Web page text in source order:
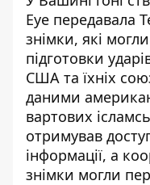
Eye передавала
знімки, які
підготовки
США та їхніх
даними
вартових
отримував
інформації, а
знімки могли